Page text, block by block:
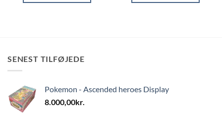
Mulighederne
på
varesiden
på
SENEST TILFØJEDE
Pokemon - Ascended heroes Display
8.000,00kr.